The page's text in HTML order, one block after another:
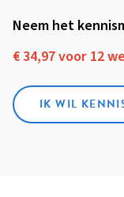
Neem het
€ 34,97 voor 12
IK WIL